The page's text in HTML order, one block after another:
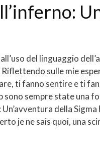
del linguaggio
sulle mie
ti fanno sentire e ti
sono sempre state una
Un’avventura della
je ne sais quoi, una